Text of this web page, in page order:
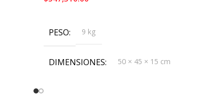
PESO 9 kg
DIMENSIONES 50 × 45 × 15 cm